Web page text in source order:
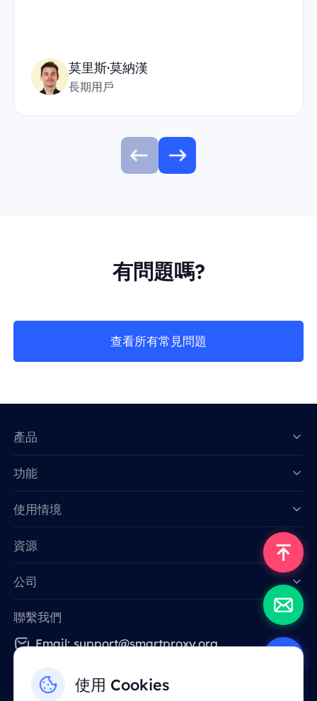
莫里斯·莫納漢
長期用戶
有問題嗎?
查看所有常見問題
使用 Cookies
產品
功能
使用情境
資源
公司
聯繫我們
Email: support@smartproxy.org